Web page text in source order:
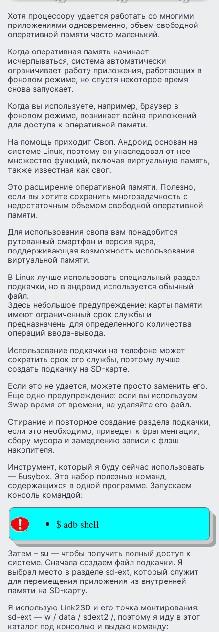
Хотя процессору удается работать со многими
приложениями одновременно, объем свободной
оперативной памяти часто маленький.
Когда оперативная память начинает
исчерпываться, система автоматически
ограничивает работу приложения, работающих в
фоновом режиме, но спустя некоторое время
снова запускает.
Когда вы используете, например, браузер в
фоновом режиме, возникает война приложений
для доступа к оперативной памяти.
На помощь приходит Своп. Андроид основан на
системе Linux, поэтому он унаследовал от нее
множество функций, включая виртуальную память,
также известная как своп.
Это расширение оперативной памяти. Полезно,
если вы хотите сохранить многозадачность с
недостаточным объемом свободной оперативной
памяти.
Для использования свопа вам понадобится
рутованный смартфон и версия ядра,
поддерживающая возможность использования
виртуальной памяти.
В Linux лучше использовать специальный раздел
подкачки, но в андроид используется обычный
файл.
Здесь небольшое предупреждение: карты памяти
имеют ограниченный срок службы и
предназначены для определенного количества
операций ввода-вывода.
Использование подкачки на телефоне может
сократить срок его службы, поэтому лучше
создать подкачку на SD-карте.
Если это не удается, можете просто заменить его.
Еще одно предупреждение: если вы используем
Swap время от времени, не удаляйте его файл.
Стирание и повторное создание раздела подкачки,
если это необходимо, приведет к фрагментации,
сбору мусора и замедлению записи с флэш
накопителя.
Инструмент, который я буду сейчас использовать
— Busybox. Это набор полезных команд,
содержащихся в одной программе. Запускаем
консоль командой:
$ adb shell
Затем – su — чтобы получить полный доступ к
системе. Сначала создаем файл подкачки. Я
выбрал место в разделе sd-ext, который служит
для перемещения приложения из внутренней
памяти на SD-карту.
Я использую Link2SD и его точка монтирования:
sd-ext — w / data / sdext2 /, поэтому я иду в этот
каталог под консолью и выдаю команду: